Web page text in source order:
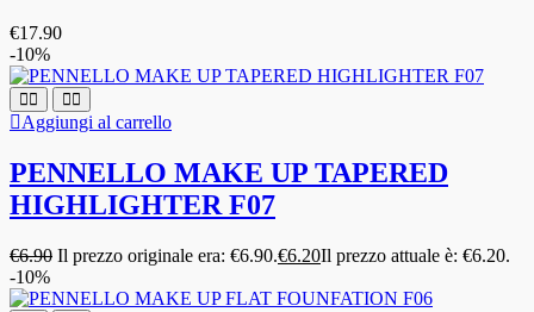
€17.90
-10%
Aggiungi al carrello
PENNELLO MAKE UP TAPERED
HIGHLIGHTER F07
€6.90 Il prezzo originale era: €6.90.€6.20Il prezzo attuale è: €6.20.
-10%